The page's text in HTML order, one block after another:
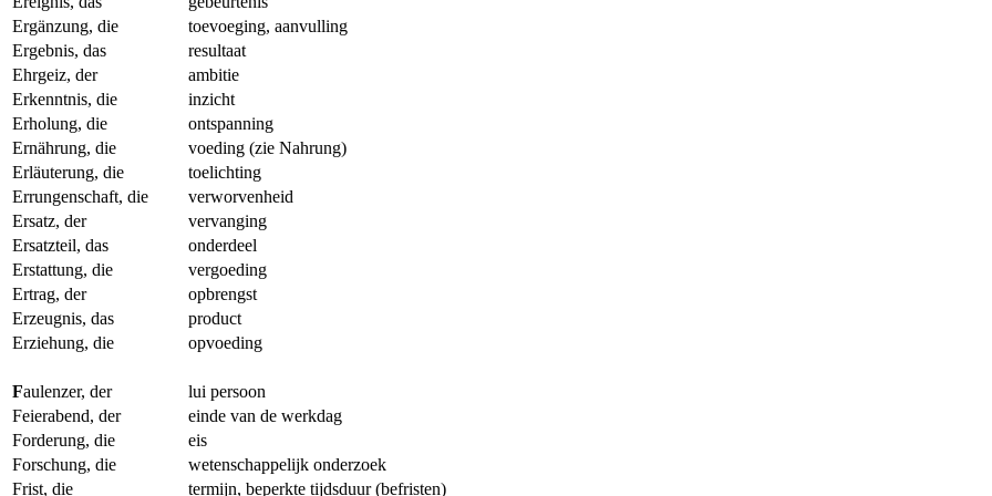
Ergänzung, die
toevoeging, aanvulling
Ergebnis, das
resultaat
Ehrgeiz, der
ambitie
Erkenntnis, die
inzicht
Erholung, die
ontspanning
Ernährung, die
voeding (zie Nahrung)
Erläuterung, die
toelichting
Errungenschaft, die
verworvenheid
Ersatz, der
vervanging
Ersatzteil, das
onderdeel
Erstattung, die
vergoeding
Ertrag, der
opbrengst
Erzeugnis, das
product
Erziehung, die
opvoeding
Faulenzer, der
lui persoon
Feierabend, der
einde van de werkdag
Forderung, die
eis
Forschung, die
wetenschappelijk onderzoek
Frist, die
termijn, beperkte tijdsduur (befristen)